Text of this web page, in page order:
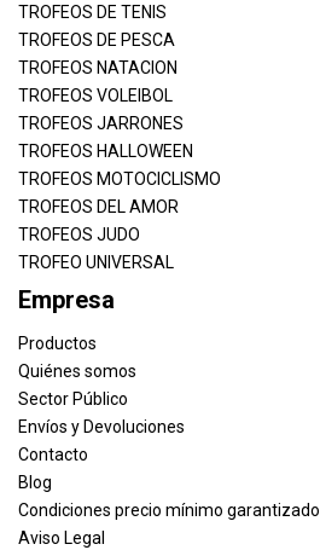
TROFEOS DE TENIS
TROFEOS DE PESCA
TROFEOS NATACION
TROFEOS VOLEIBOL
TROFEOS JARRONES
TROFEOS HALLOWEEN
TROFEOS MOTOCICLISMO
TROFEOS DEL AMOR
TROFEOS JUDO
TROFEO UNIVERSAL
Empresa
Productos
Quiénes somos
Sector Público
Envíos y Devoluciones
Contacto
Blog
Condiciones precio mínimo garantizado
Aviso Legal